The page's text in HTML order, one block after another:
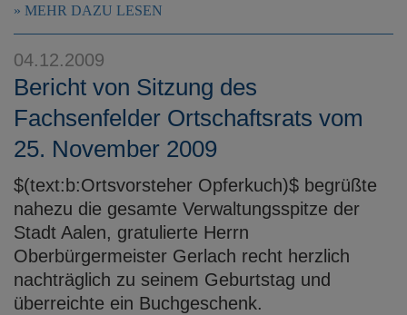
MEHR DAZU LESEN
04.12.2009
Bericht von Sitzung des
Fachsenfelder Ortschaftsrats vom
25. November 2009
$(text:b:Ortsvorsteher Opferkuch)$ begrüßte
nahezu die gesamte Verwaltungsspitze der
Stadt Aalen, gratulierte Herrn
Oberbürgermeister Gerlach recht herzlich
nachträglich zu seinem Geburtstag und
überreichte ein Buchgeschenk.